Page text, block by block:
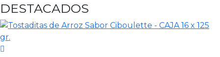
DESTACADOS